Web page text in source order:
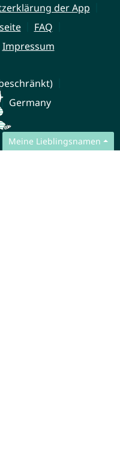
Meine Lieblingsnamen
der App
FAQ
Impressum
Germany